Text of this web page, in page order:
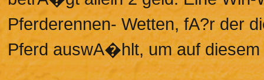
Pferderennen- Wetten, fA?r der
Pferd auswA�hlt, um auf